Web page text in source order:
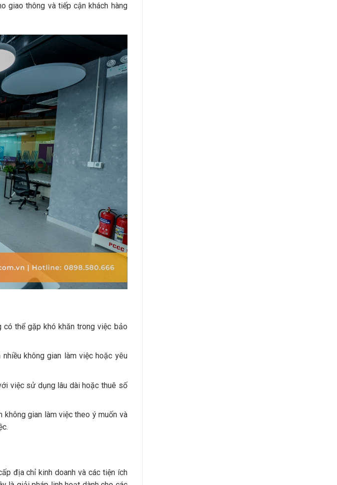
giao thông và tiếp cận khách hàng
thể gặp khó khăn trong việc bảo
không gian làm việc hoặc yêu
việc sử dụng lâu dài hoặc thuê số
không gian làm việc theo ý muốn và
địa chỉ kinh doanh và các tiện ích